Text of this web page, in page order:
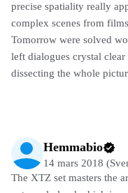
precise spatiality really
complex scenes from
Tomorrow were solved
left dialogues crystal
dissecting the whole
Hemmabio
14 mars 2018
The XTZ set masters the